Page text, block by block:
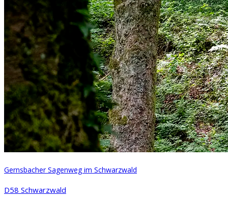
Gernsbacher Sagenweg im Schwarzwald
D58 Schwarzwald